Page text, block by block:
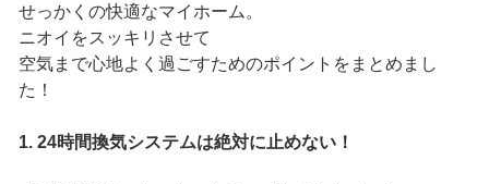
せっかくの快適なマイホーム。
ニオイをスッキリさせて
空気まで心地よく過ごすためのポイントをまとめまし
た！
1. 24時間換気システムは絶対に止めない！